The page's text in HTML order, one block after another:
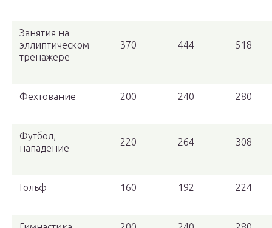
Занятия на
эллиптическом
тренажере
370 444 518
Фехтование 200 240 280
Футбол,
нападение
220 264 308
Гольф 160 192 224